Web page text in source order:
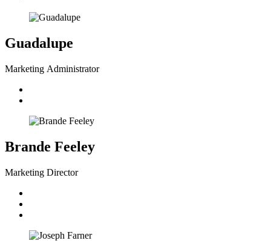
Guadalupe
Marketing Administrator
Brande Feeley
Marketing Director